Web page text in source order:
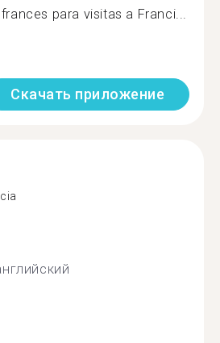
para visitas a Franci...
Скачать приложение